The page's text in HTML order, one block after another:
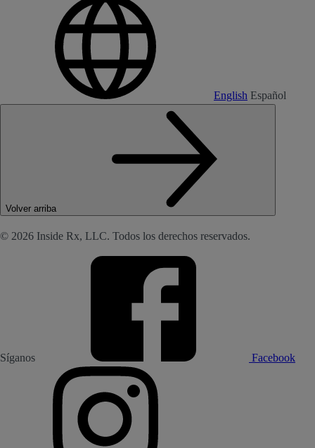
English Español
Volver arriba
© 2026 Inside Rx, LLC. Todos los derechos reservados.
Síganos Facebook